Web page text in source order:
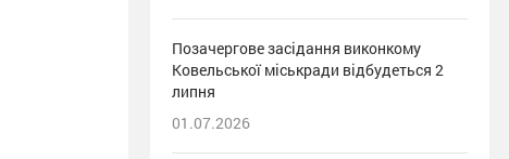
Позачергове засідання виконкому
Ковельської міськради відбудеться 2
липня
01.07.2026